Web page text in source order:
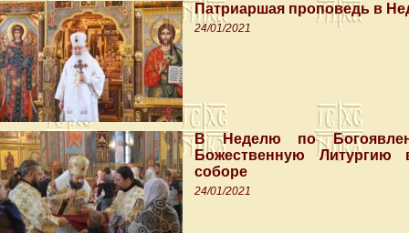
Патриаршая проповедь в
24/01/2021
В Неделю по
Божественную Литургию
соборе
24/01/2021